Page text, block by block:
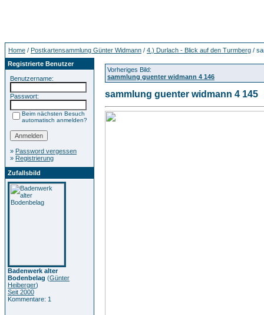
Home / Postkartensammlung Günter Widmann / 4.) Durlach - Blick auf den Turmberg /
Registrierte Benutzer
Benutzername:
Passwort:
Beim nächsten Besuch
automatisch anmelden?
» Password vergessen
» Registrierung
Zufallsbild
Badenwerk alter
Bodenbelag (Günter
Heiberger)
Seit 2000
Kommentare: 1
Vorheriges Bild:
sammlung guenter widmann 4 146
sammlung guenter widmann 4 145